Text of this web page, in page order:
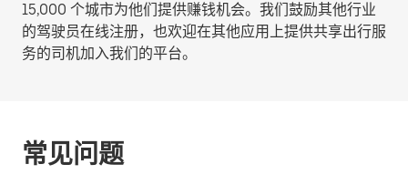
15,000 个城市为他们提供赚钱机会。我们鼓励其他行业
的驾驶员在线注册，也欢迎在其他应用上提供共享出行服
务的司机加入我们的平台。
常见问题